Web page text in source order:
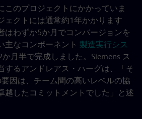
このプロジェクトにかかっていま
ェクトには通常約1年かかります
はわずか5か月でコンバージョンを
主なコンポーネント 製造実行シス
月半で完成しました。Siemens ス
するアンドレアス・ハーグは、「そ
因は、チーム間の高いレベルの協
越したコミットメントでした」と述